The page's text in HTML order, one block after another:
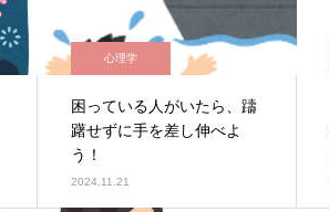
心理学
困っている人がいたら、躊
躇せずに手を差し伸べよ
う！
2024.11.21